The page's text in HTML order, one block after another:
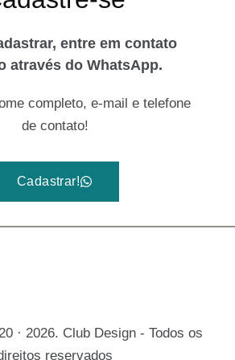
entre em contato
através do WhatsApp.
completo, e-mail e telefone
de contato!
Cadastrar!
· 2026. Club Design - Todos os
reservados